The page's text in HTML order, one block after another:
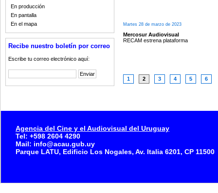
En producción
En pantalla
En el mapa
Recibe nuestro boletín por correo
Escribe tu correo electrónico aquí:
Martes 28 de marzo de 2023
Mercosur Audiovisual
RECAM estrena plataforma
1 2 3 4 5 6
Agencia del Cine y el Audiovisual del Uruguay
Tel: +598 2604 4290
Mail: info@acau.gub.uy
Parque LATU, Edificio Los Nogales, Av. Italia 6201, CP 11500